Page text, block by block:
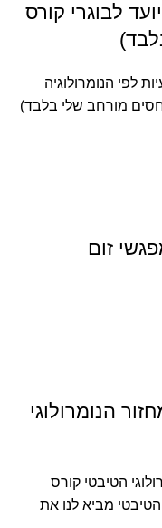
לבוגרי קורס
לפי הנומרולוגיה
מורחב שלי בלבד)
זום
הנומרולוגי
הטיבטי קורס
הטיבטי מביא לנו את